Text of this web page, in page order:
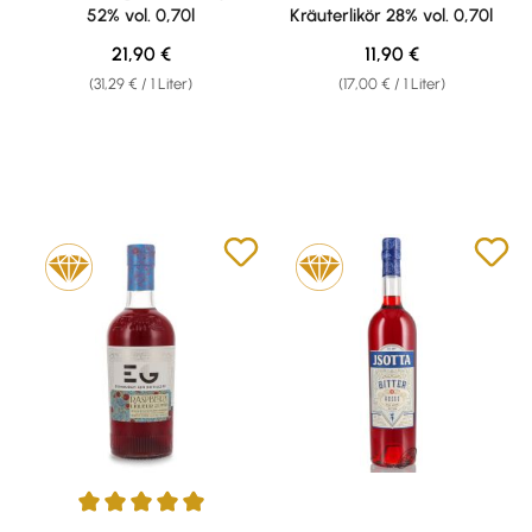
52% vol. 0,70l
(31,29 € / 1 Liter)
Regulärer Preis:
21,90 €
Kräuterlikör 28% vol. 0,70l
(17,00 € / 1 Liter)
Regulärer Preis:
11,90 €